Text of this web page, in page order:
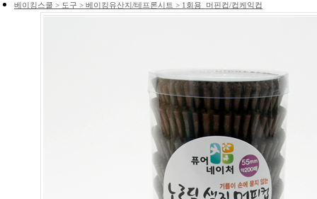
베이킹스쿨 > 도구 > 베이킹유산지/테프론시트 > 1회용_머핀컵/컵케익컵